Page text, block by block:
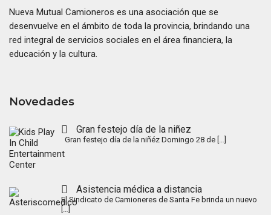
Nueva Mutual Camioneros es una asociación que se
desenvuelve en el ámbito de toda la provincia, brindando una
red integral de servicios sociales en el área financiera, la
educación y la cultura.
Novedades
Gran festejo día de la niñez
Gran festejo día de la niñéz Domingo 28 de […]
Asistencia médica a distancia
El Sindicato de Camioneres de Santa Fe brinda un nuevo
[…]